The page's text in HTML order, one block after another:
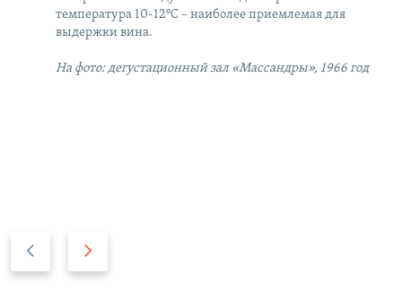
температура 10-12°C – наиболее приемлемая для
выдержки вина.
На фото: дегустационный зал «Массандры», 1966 год